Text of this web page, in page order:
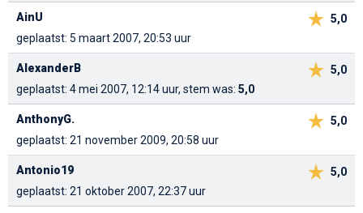
5,0
AinU
geplaatst: 5 maart 2007, 20:53 uur
5,0
AlexanderB
geplaatst: 4 mei 2007, 12:14 uur, stem was: 5,0
5,0
AnthonyG.
geplaatst: 21 november 2009, 20:58 uur
5,0
Antonio19
geplaatst: 21 oktober 2007, 22:37 uur